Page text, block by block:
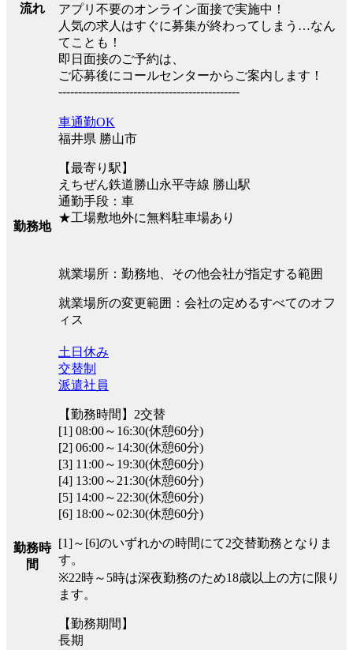
流れ
アプリ不要のオンライン面接で実施中！
人気の求人はすぐに募集が終わってしまう…なん
てことも！
即日面接のご予約は、
ご応募後にコールセンターからご案内します！
----------------------------------------------
勤務地
車通勤OK
福井県 勝山市
【最寄り駅】
えちぜん鉄道勝山永平寺線 勝山駅
通勤手段：車
★工場敷地外に無料駐車場あり
就業場所：勤務地、その他会社が指定する範囲
就業場所の変更範囲：会社の定めるすべてのオフ
ィス
勤務時
間
土日休み
交替制
派遣社員
【勤務時間】2交替
[1] 08:00～16:30(休憩60分)
[2] 06:00～14:30(休憩60分)
[3] 11:00～19:30(休憩60分)
[4] 13:00～21:30(休憩60分)
[5] 14:00～22:30(休憩60分)
[6] 18:00～02:30(休憩60分)
[1]～[6]のいずれかの時間にて2交替勤務となりま
す。
※22時～5時は深夜勤務のため18歳以上の方に限り
ます。
【勤務期間】
長期